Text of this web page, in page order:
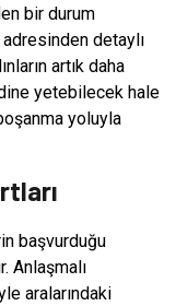
bir durum
detaylı
artık daha
yetebilecek hale
yoluyla
başvurduğu
Anlaşmalı
aralarındaki